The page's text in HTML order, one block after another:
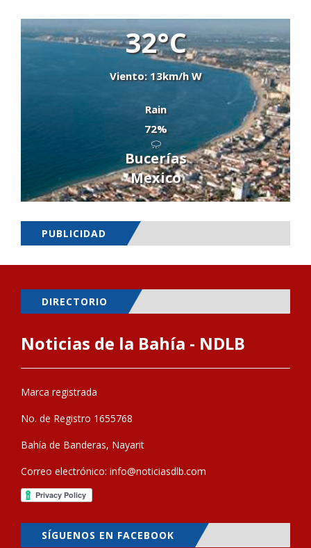
32°C
Viento: 13km/h W
Rain
72%
Bucerías
Mexico
PUBLICIDAD
DIRECTORIO
Noticias de la Bahía - NDLB
Marca registrada
No. de Registro 1655768
Bahía de Banderas, Nayarit
Correo electrónico: info@noticiasdlb.com
SÍGUENOS EN FACEBOOK